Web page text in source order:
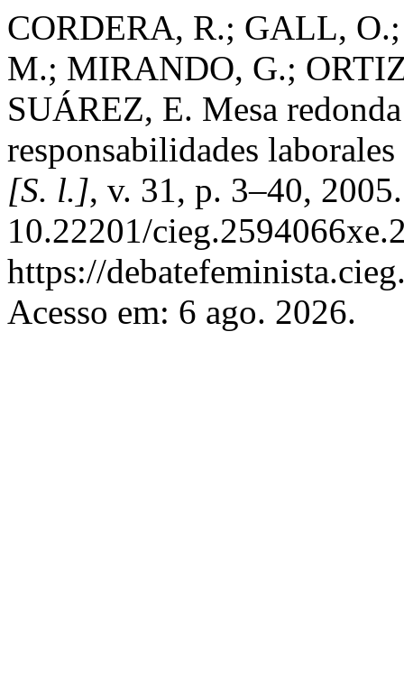
CORDERA, R.; GALL,
M.; MIRANDO, G.;
SUÁREZ, E. Mesa
responsabilidades
[S. l.], v. 31, p. 3–40,
10.22201/
https://
Acesso em: 6 ago. 2026.